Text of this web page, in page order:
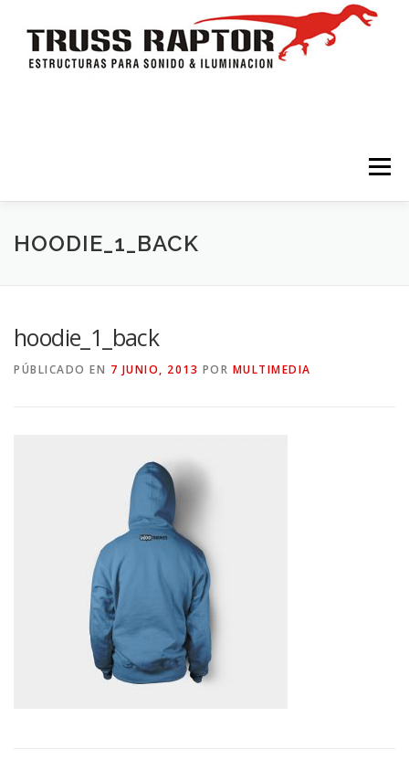
Menú
HOME TRÍPODES Y TORRES
ILUMINACION CONTACTO
HOODIE_1_BACK
hoodie_1_back
PÚBLICADO EN 7 JUNIO, 2013 POR MULTIMEDIA